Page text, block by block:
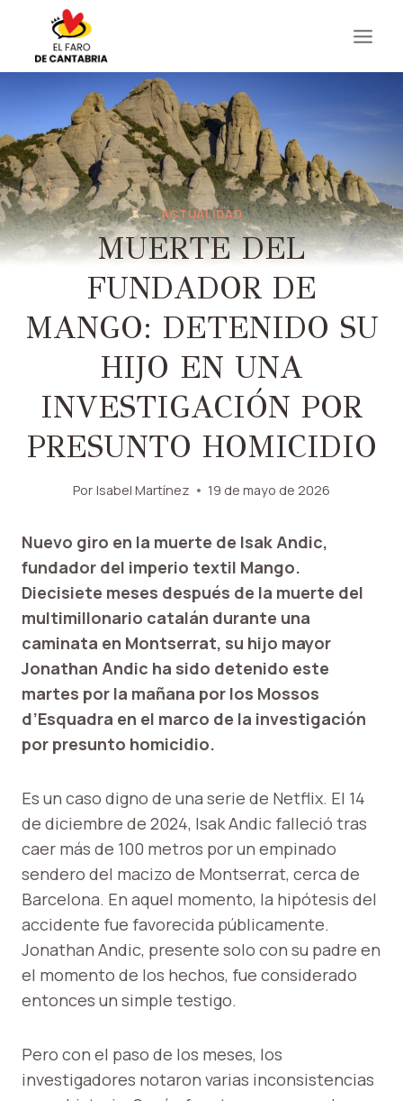
contenido
ACTUALIDAD
MUERTE DEL
FUNDADOR DE
MANGO: DETENIDO SU
HIJO EN UNA
INVESTIGACIÓN POR
PRESUNTO HOMICIDIO
Por Isabel Martínez 19 de mayo de 2026
Nuevo giro en la muerte de Isak Andic,
fundador del imperio textil Mango.
Diecisiete meses después de la muerte del
multimillonario catalán durante una
caminata en Montserrat, su hijo mayor
Jonathan Andic ha sido detenido este
martes por la mañana por los Mossos
d’Esquadra en el marco de la investigación
por presunto homicidio.
Es un caso digno de una serie de Netflix. El 14
de diciembre de 2024, Isak Andic falleció tras
caer más de 100 metros por un empinado
sendero del macizo de Montserrat, cerca de
Barcelona. En aquel momento, la hipótesis del
accidente fue favorecida públicamente.
Jonathan Andic, presente solo con su padre en
el momento de los hechos, fue considerado
entonces un simple testigo.
Pero con el paso de los meses, los
investigadores notaron varias inconsistencias